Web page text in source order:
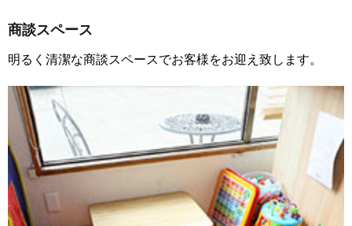
商談スペース
明るく清潔な商談スペースでお客様をお迎え致します。